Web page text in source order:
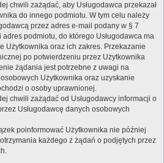
chwili zażądać, aby Usługodawca przekazał
do innego podmiotu. W tym celu należy
przez adres e-mail podany w § 7
podmiotu, do którego Usługodawca ma
Użytkownika oraz ich zakres. Przekazanie
po potwierdzeniu przez Użytkownika
żądania jest potrzebne z uwagi na
Użytkownika oraz uzyskanie
o osoby uprawnionej.
chwili zażądać od Usługodawcy informacji o
Usługodawcę danych osobowych
poinformować Użytkownika nie później
każdego z żądań o podjętych przez